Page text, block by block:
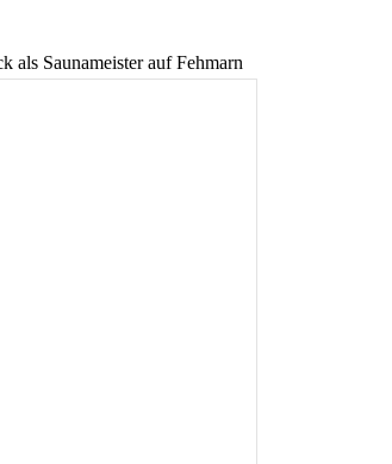
als Saunameister auf Fehmarn